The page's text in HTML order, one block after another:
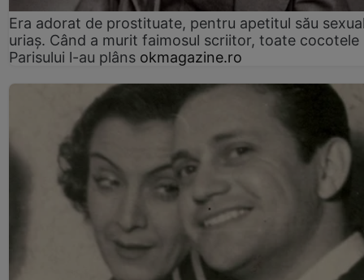
Era adorat de prostituate, pentru apetitul său
uriaș. Când a murit faimosul scriitor, toate cocotele
Parisului l-au plâns okmagazine.ro